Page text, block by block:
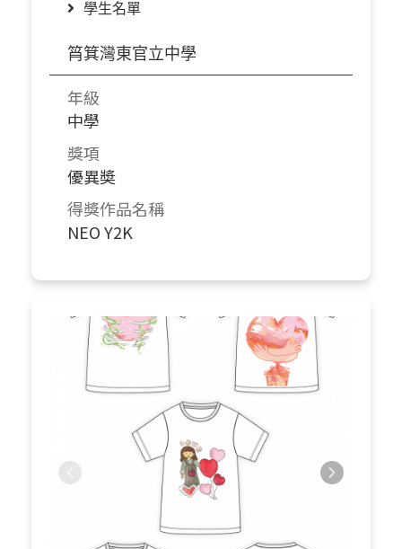
學生名單
筲箕灣東官立中學
年級
中學
獎項
優異奬
得獎作品名稱
NEO Y2K